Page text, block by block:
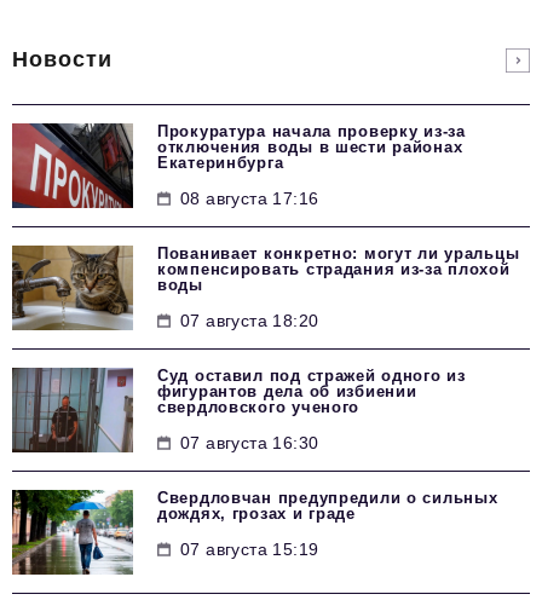
Новости
Прокуратура начала проверку из-за
отключения воды в шести районах
Екатеринбурга
08 августа 17:16
Пованивает конкретно: могут ли уральцы
компенсировать страдания из-за плохой
воды
07 августа 18:20
Суд оставил под стражей одного из
фигурантов дела об избиении
свердловского ученого
07 августа 16:30
Свердловчан предупредили о сильных
дождях, грозах и граде
07 августа 15:19